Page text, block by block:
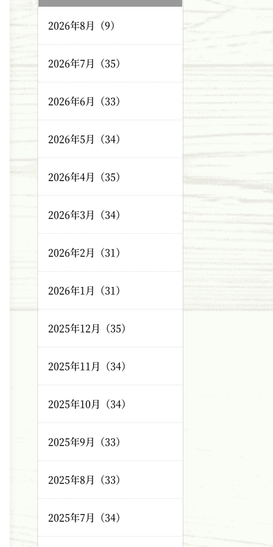
2026年8月（9）
2026年7月（35）
2026年6月（33）
2026年5月（34）
2026年4月（35）
2026年3月（34）
2026年2月（31）
2026年1月（31）
2025年12月（35）
2025年11月（34）
2025年10月（34）
2025年9月（33）
2025年8月（33）
2025年7月（34）